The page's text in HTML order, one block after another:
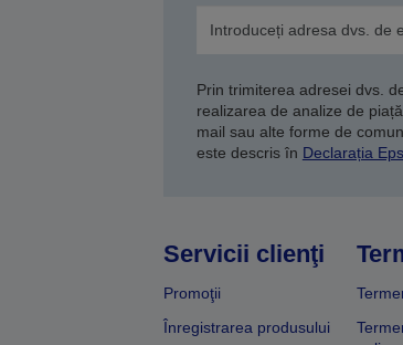
Prin trimiterea adresei dvs.
realizarea de analize de
mail sau alte forme de
este descris în Declarația
Servicii clienţi
Promoţii
Înregistrarea produsului